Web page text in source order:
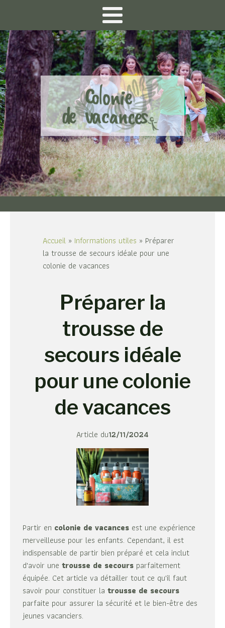
Accueil » Informations utiles » Préparer
la trousse de secours idéale pour une
colonie de vacances
Préparer la
trousse de
secours idéale
pour une colonie
de vacances
Article du12/11/2024
Partir en colonie de vacances est une expérience
merveilleuse pour les enfants. Cependant, il est
indispensable de partir bien préparé et cela inclut
d'avoir une trousse de secours parfaitement
équipée. Cet article va détailler tout ce qu'il faut
savoir pour constituer la trousse de secours
parfaite pour assurer la sécurité et le bien-être des
jeunes vacanciers.